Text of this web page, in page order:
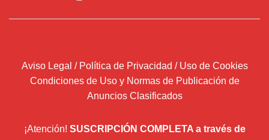
Aviso Legal / Política de Privacidad / Uso de Cookies
Condiciones de Uso y Normas de Publicación de
Anuncios Clasificados
¡Atención! SUSCRIPCIÓN COMPLETA a través de